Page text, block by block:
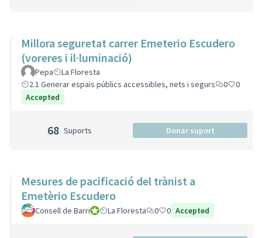
Millora seguretat carrer Emeterio Escudero
(voreres i il·luminació)
Pepa
La Floresta
2.1 Generar espais públics accessibles, nets i segurs
0
0
Accepted
68 Suports Donar suport
Mesures de pacificació del trànist a
Emetèrio Escudero
Consell de BarriConsell de Barri
La Floresta 0 0 Accepted